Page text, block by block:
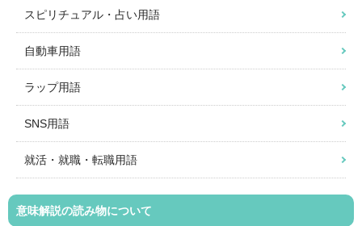
スピリチュアル・占い用語
自動車用語
ラップ用語
SNS用語
就活・就職・転職用語
意味解説の読み物について